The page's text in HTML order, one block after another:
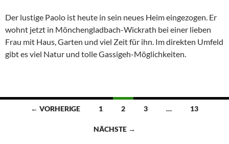
Der lustige Paolo ist heute in sein neues Heim eingezogen. Er
wohnt jetzt in Mönchengladbach-Wickrath bei einer lieben
Frau mit Haus, Garten und viel Zeit für ihn. Im direkten Umfeld
gibt es viel Natur und tolle Gassigeh-Möglichkeiten.
Beitragsnavigation
← VORHERIGE 1 2 3 … 13
NÄCHSTE →